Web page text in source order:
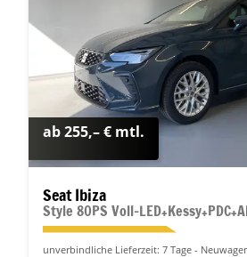
ab 255,– € mtl.
Seat Ibiza
unverbindliche Lieferzeit: 7 Tage